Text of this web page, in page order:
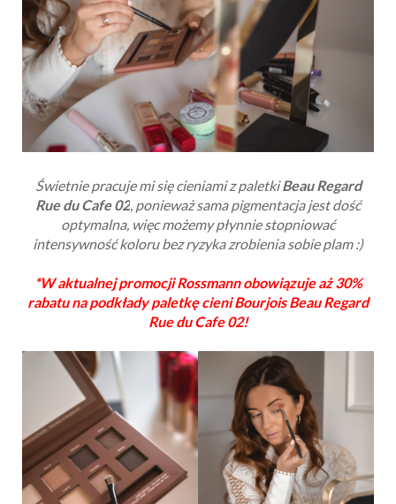
Świetnie pracuje mi się cieniami z paletkiBeau Regard
Rue du Cafe 02 , ponieważ sama pigmentacja jest dość
optymalna, więc możemy płynnie stopniować
intensywność koloru bez ryzyka zrobienia sobie plam :)
*W aktualnej promocji Rossmann obowiązuje aż 30%
rabatu na podkłady paletkę cieni BourjoisBeau Regard
Rue du Cafe 02!